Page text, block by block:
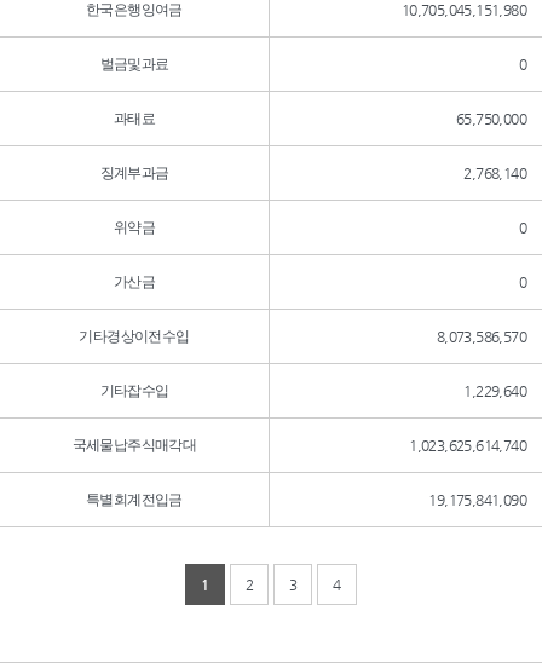
한국은행잉여금 10,705,045,151,980
벌금및과료 0
과태료 65,750,000
징계부과금 2,768,140
위약금 0
가산금 0
기타경상이전수입 8,073,586,570
기타잡수입 1,229,640
국세물납주식매각대 1,023,625,614,740
특별회계전입금 19,175,841,090
1 2 3 4